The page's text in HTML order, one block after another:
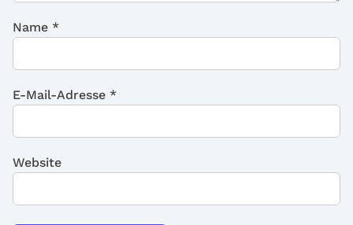
Name *
E-Mail-Adresse *
Website